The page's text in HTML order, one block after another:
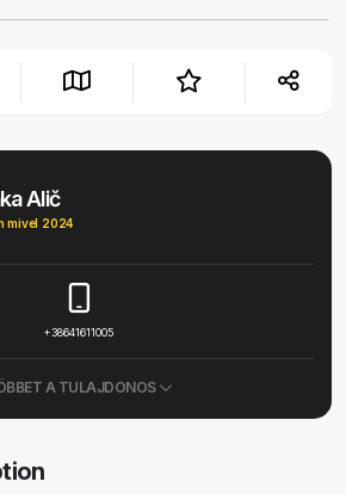
Alič
mivel 2024
+38641611005
A TULAJDONOS